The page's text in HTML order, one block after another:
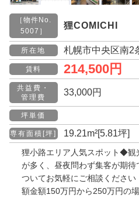
［物件No.
5007］
狸COMICHI
所在地 札幌市中央区南2
賃料 214,500円
共益費・
管理費
33,000円
坪単価
専有面積[坪] 19.21m²[5.81坪]
狸小路エリア人気スポット◆観
が多く、昼夜問わず集客が期
ついてお気軽にご相談くださ
額金額150万円から250万円の